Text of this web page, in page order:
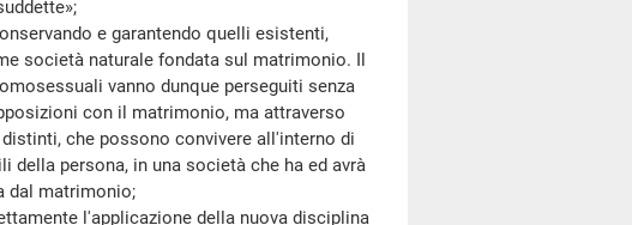
e garantendo quelli esistenti,
società naturale fondata sul matrimonio. Il
vanno dunque perseguiti senza
con il matrimonio, ma attraverso
che possono convivere all'interno di
persona, in una società che ha ed avrà
dal matrimonio;
l'applicazione della nuova disciplina